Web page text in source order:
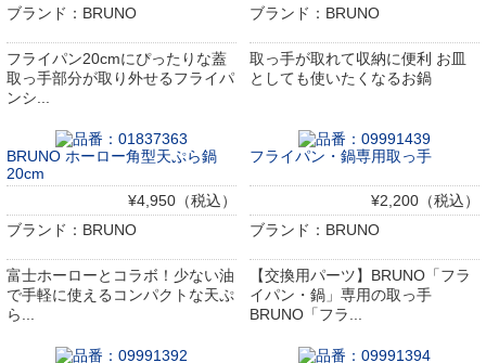
ブランド：BRUNO
フライパン20cmにぴったりな蓋
取っ手部分が取り外せるフライパ
ンシ...
ブランド：BRUNO
取っ手が取れて収納に便利 お皿
としても使いたくなるお鍋
BRUNO ホーロー角型天ぷら鍋
20cm
¥4,950（税込）
ブランド：BRUNO
富士ホーローとコラボ！少ない油
で手軽に使えるコンパクトな天ぷ
ら...
フライパン・鍋専用取っ手
¥2,200（税込）
ブランド：BRUNO
【交換用パーツ】BRUNO「フラ
イパン・鍋」専用の取っ手
BRUNO「フラ...